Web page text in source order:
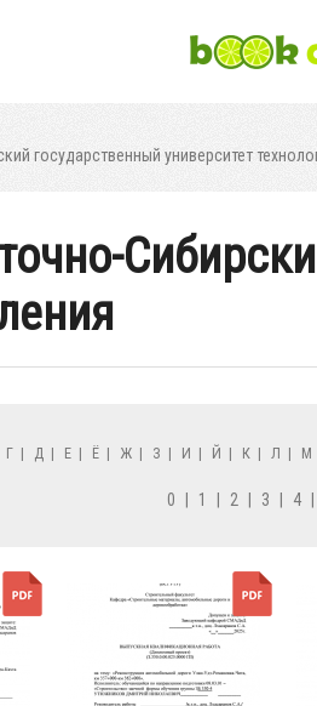
государственный университет
Г | Д | Е | Ё | Ж | З | И | Й | К | Л | М
0 1 2 3 4